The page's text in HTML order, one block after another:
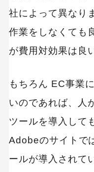
社によって異なり
作業をしなくても
が費用対効果は良
もちろん EC事業
いのであれば、人
ツールを導入して
Adobeのサイトで
ールが導入されて